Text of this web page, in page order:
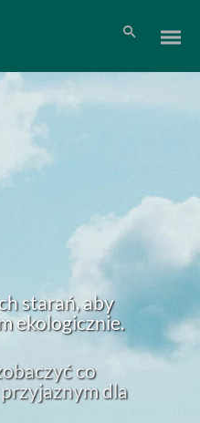
co
dla
starań, aby
ekologicznie.